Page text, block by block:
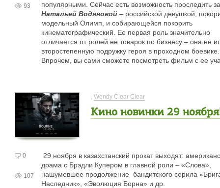
93
популярными. Сейчас есть возможность проследить за
Натальей Водяновой– российской девушкой,
модельный Олимп, и собирающейся покорить
кинематографический. Ее первая роль значительно
отличается от ролей ее товарок по бизнесу – она не
второстепенную подружку героя в проходном боевике.
Впрочем, вы сами сможете посмотреть фильм с ее
, Wendy Clear Clear
Кино новинки 29
0
107
29 ноября в казахстанский прокат выходят:
драма с Брэдли Купером в главной роли – «Слова»,
нашумевшее продолжение бандитского серила
Наследник», «Эволюция Борна» и др.